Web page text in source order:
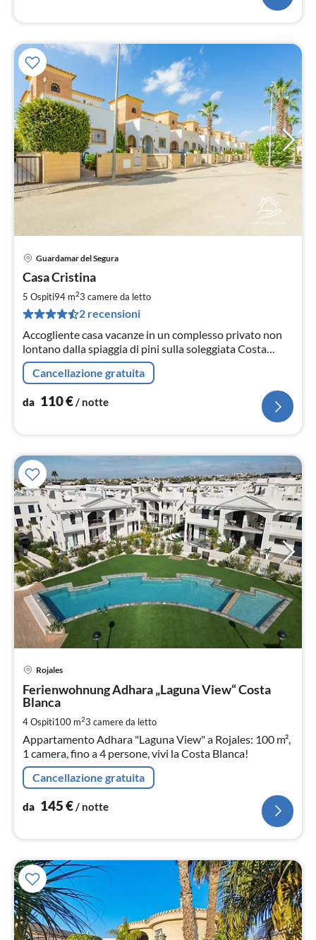
Guardamar del Segura
Casa Cristina
5 Ospiti94 m23 camere da letto
2 recensioni
Accogliente casa vacanze in un complesso privato non
lontano dalla spiaggia di pini sulla soleggiata Costa
Blanca
Cancellazione gratuita
da 110€/ notte
Rojales
Ferienwohnung Adhara „Laguna View“ Costa
Blanca
4 Ospiti100 m23 camere da letto
Appartamento Adhara "Laguna View" a Rojales: 100 m²,
1 camera, fino a 4 persone, vivi la Costa Blanca!
Cancellazione gratuita
da 145€/ notte